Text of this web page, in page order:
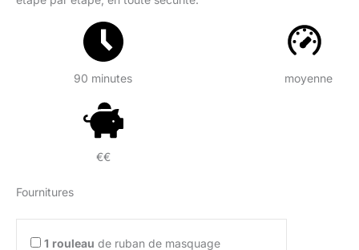
90 minutes moyenne
€€
Fournitures
1 rouleau de ruban de masquage